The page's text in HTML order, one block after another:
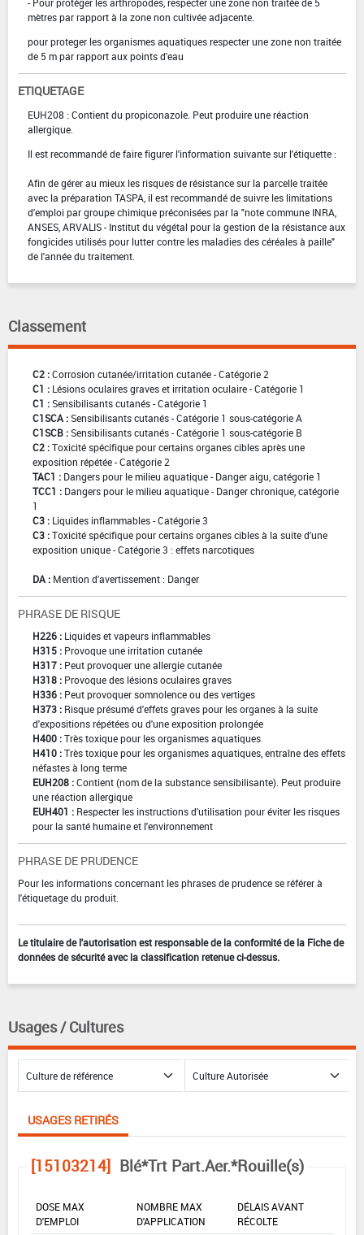
mètres par rapport à la zone non cultivée adjacente.
pour proteger les organismes aquatiques respecter une zone non traitée
de 5 m par rapport aux points d'eau
ETIQUETAGE
EUH208 : Contient du propiconazole. Peut produire une réaction
allergique.
Il est recommandé de faire figurer l'information suivante sur l'étiquette :
Afin de gérer au mieux les risques de résistance sur la parcelle traitée
avec la préparation TASPA, il est recommandé de suivre les limitations
d'emploi par groupe chimique préconisées par la "note commune INRA,
ANSES, ARVALIS - Institut du végétal pour la gestion de la résistance aux
fongicides utilisés pour lutter contre les maladies des céréales à paille"
de l'année du traitement.
Classement
C2 :Corrosion cutanée/irritation cutanée - Catégorie 2
C1 : Lésions oculaires graves et irritation oculaire - Catégorie 1
C1 :Sensibilisants cutanés - Catégorie 1
C1SCA :Sensibilisants cutanés - Catégorie 1 sous-catégorie A
C1SCB :Sensibilisants cutanés - Catégorie 1 sous-catégorie B
C2 :Toxicité spécifique pour certains organes cibles après une
exposition répétée - Catégorie 2
TAC1 : Dangers pour le milieu aquatique - Danger aigu, catégorie 1
TCC1 : Dangers pour le milieu aquatique - Danger chronique, catégorie
1
C3 : Liquides inflammables - Catégorie 3
C3 :Toxicité spécifique pour certains organes cibles à la suite d'une
exposition unique - Catégorie 3 : effets narcotiques
DA : Mention d'avertissement : Danger
PHRASE DE RISQUE
H226 : Liquides et vapeurs inflammables
H315 : Provoque une irritation cutanée
H317 : Peut provoquer une allergie cutanée
H318 : Provoque des lésions oculaires graves
H336 : Peut provoquer somnolence ou des vertiges
H373 : Risque présumé d'effets graves pour les organes à la suite
d'expositions répétées ou d'une exposition prolongée
H400 :Très toxique pour les organismes aquatiques
H410 :Très toxique pour les organismes aquatiques, entraîne des effets
néfastes à long terme
EUH208 :Contient (nom de la substance sensibilisante). Peut produire
une réaction allergique
EUH401 : Respecter les instructions d'utilisation pour éviter les risques
pour la santé humaine et l'environnement
PHRASE DE PRUDENCE
Pour les informations concernant les phrases de prudence se référer à
l'étiquetage du produit.
Le titulaire de l'autorisation est responsable de la conformité de la Fiche de
données de sécurité avec la classification retenue ci-dessus.
Usages / Cultures
USAGES RETIRÉS
[15103214] Blé*Trt Part.Aer.*Rouille(s)
DOSE MAX
D'EMPLOI
NOMBRE MAX
D'APPLICATION
DÉLAIS AVANT
RÉCOLTE